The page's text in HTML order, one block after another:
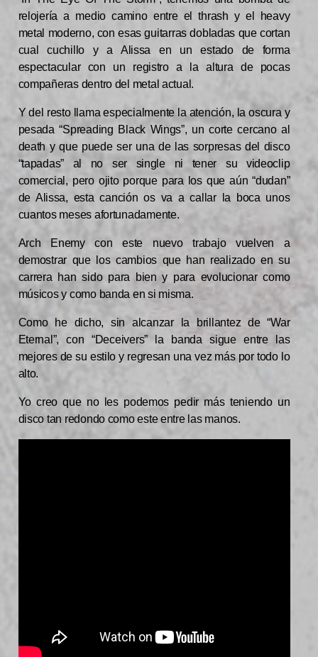
relojería a medio camino entre el thrash y el heavy
metal moderno, con esas guitarras dobladas que cortan
cual cuchillo y a Alissa en un estado de forma
espectacular con un registro a la altura de pocas
compañeras dentro del metal actual.
Y del resto llama especialmente la atención, la oscura y
pesada “Spreading Black Wings”, un corte cercano al
death y que puede ser una de las sorpresas del disco
“tapadas” al no ser single ni tener su videoclip
comercial, pero ojito porque para los que aún “dudan”
de Alissa, esta canción os va a callar la boca unos
cuantos meses afortunadamente.
Arch Enemy con este nuevo trabajo vuelven a
demostrar que los cambios que han realizado en su
carrera han sido para bien y para evolucionar como
músicos y como banda en si misma.
Como he dicho, sin alcanzar la brillantez de “War
Eternal”, con “Deceivers” la banda sigue entre las
mejores de su estilo y regresan una vez más por todo lo
alto.
Yo creo que no les podemos pedir más teniendo un
disco tan redondo como este entre las manos.